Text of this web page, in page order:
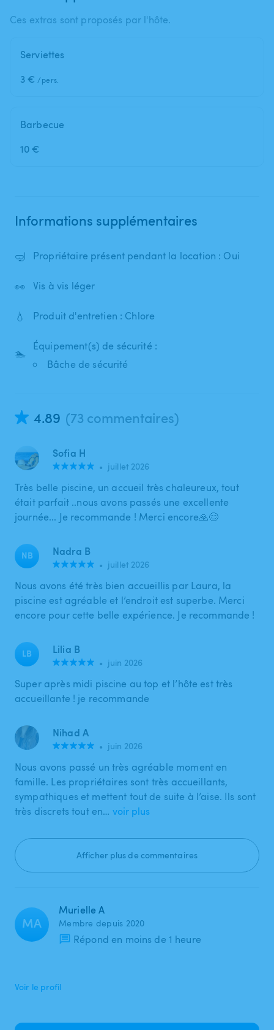
Ces extras sont proposés par l'hôte.
Serviettes
3 € /pers.
Barbecue
10 €
Informations supplémentaires
🤿 Propriétaire présent pendant la location : Oui
👀 Vis à vis léger
💧 Produit d'entretien : Chlore
🏊
Équipement(s) de sécurité :
Bâche de sécurité
4.89 (73 commentaires)
Sofia H
• juillet 2026
Très belle piscine, un accueil très chaleureux, tout
était parfait ..nous avons passés une excellente
journée... Je recommande ! Merci encore🙏😊
NB Nadra B
• juillet 2026
Nous avons été très bien accueillis par Laura, la
piscine est agréable et l’endroit est superbe. Merci
encore pour cette belle expérience. Je recommande !
LB Lilia B
• juin 2026
Super après midi piscine au top et l’hôte est très
accueillante ! je recommande
Nihad A
• juin 2026
Nous avons passé un très agréable moment en
famille. Les propriétaires sont très accueillants,
sympathiques et mettent tout de suite à l’aise. Ils sont
très discrets tout en… voir plus
Afficher plus de commentaires
MA
Murielle A
Membre depuis 2020
Répond en moins de 1 heure
Voir le profil